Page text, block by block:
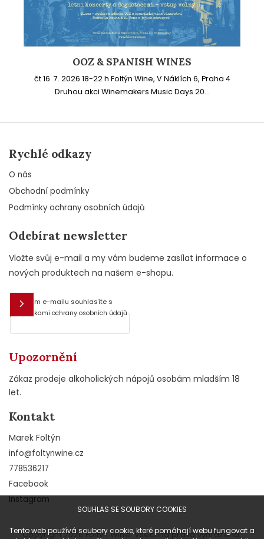
SOUHLAS SE SOUBORY COOKIES
Tento web používá soubory cookie, které pomáhají webu fungovat a
OOZ & SPANISH WINES
čt 16. 7. 2026 18-22 h Foltýn Wine, V Náklích 6, Praha 4
Druhou akci Winemakers Music Days 20...
Rychlé odkazy
O nás
Obchodní podmínky
Podmínky ochrany osobních údajů
Odebírat newsletter
Vložte svůj e-mail a my vám budeme zasílat informace o
nových produktech na našem e-shopu.
E-mail
Vložením e-mailu souhlasíte s
podmínkami ochrany osobních údajů
Upozornění
Zákaz prodeje alkoholických nápojů osobám mladším 18
let.
Kontakt
Marek Foltýn
info@foltynwine.cz
778536217
Facebook
Instagram
Copyright 2026Foltýn Wine. Všechna práva vyhrazena.